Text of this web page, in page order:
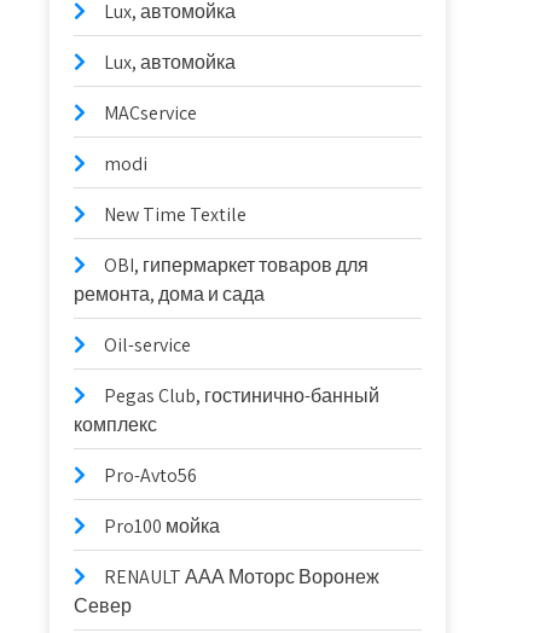
Lux, автомойка
Lux, автомойка
MACservice
modi
New Time Textile
OBI, гипермаркет товаров для
ремонта, дома и сада
Oil-service
Pegas Club, гостинично-банный
комплекс
Pro-Avto56
Pro100 мойка
RENAULT ААА Моторс Воронеж
Север